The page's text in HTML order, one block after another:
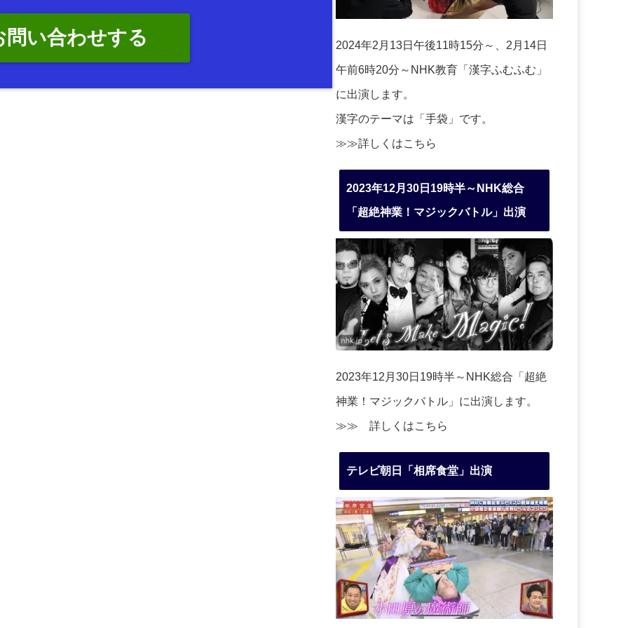
い合わせする 2024年2月13日午後11時15分～、2月14日
午前6時20分～NHK教育「漢字ふむふむ」
に出演します。
漢字のテーマは「手袋」です。
≫≫詳しくはこちら
2023年12月30日19時半～NHK総合
「超絶神業！マジックバトル」出演
2023年12月30日19時半～NHK総合「超絶
神業！マジックバトル」に出演します。
≫≫ 詳しくはこちら
テレビ朝日「相席食堂」出演